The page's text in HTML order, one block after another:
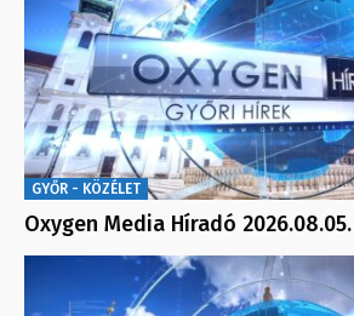
GYŐR - KÖZÉLET
Oxygen Media Híradó 2026.08.05.